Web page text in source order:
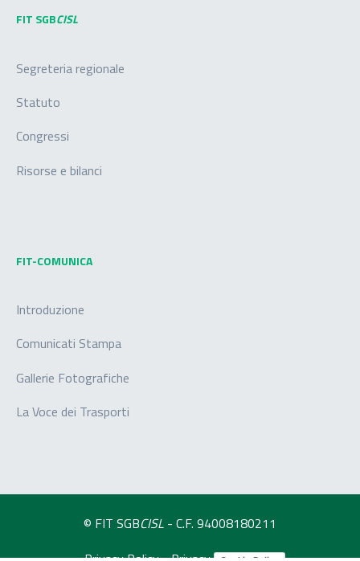
FIT SGBCISL
Segreteria regionale
Statuto
Congressi
Risorse e bilanci
FIT-COMUNICA
Introduzione
Comunicati Stampa
Gallerie Fotografiche
La Voce dei Trasporti
© FIT SGBCISL - C.F. 94008180211